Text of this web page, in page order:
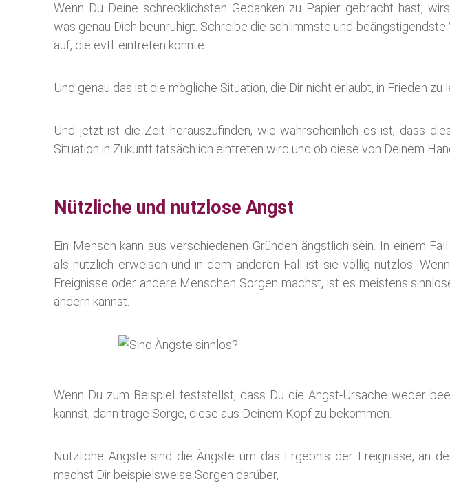
Wenn Du Deine schrecklichsten Gedanken zu Papier gebracht hast,
was genau Dich beunruhigt. Schreibe die schlimmste und beängstigendste
auf, die evtl. eintreten könnte.
Und genau das ist die mögliche Situation, die Dir nicht erlaubt, in Frieden zu
Und jetzt ist die Zeit herauszufinden, wie wahrscheinlich es ist, dass
Situation in Zukunft tatsächlich eintreten wird und ob diese von Deinem
Nützliche und nutzlose Angst
Ein Mensch kann aus verschiedenen Gründen ängstlich sein. In einem
als nützlich erweisen und in dem anderen Fall ist sie völlig nutzlos.
Ereignisse oder andere Menschen Sorgen machst, ist es meistens
ändern kannst.
Wenn Du zum Beispiel feststellst, dass Du die Angst-Ursache weder
kannst, dann trage Sorge, diese aus Deinem Kopf zu bekommen.
Nützliche Ängste sind die Ängste um das Ergebnis der Ereignisse, an
machst Dir beispielsweise Sorgen darüber,